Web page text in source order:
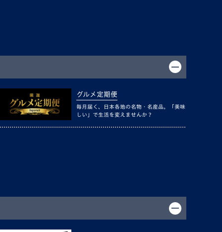
グルメ定期便
毎月届く、日本各地の名物・名産品。「美味
しい」で生活を変えませんか？